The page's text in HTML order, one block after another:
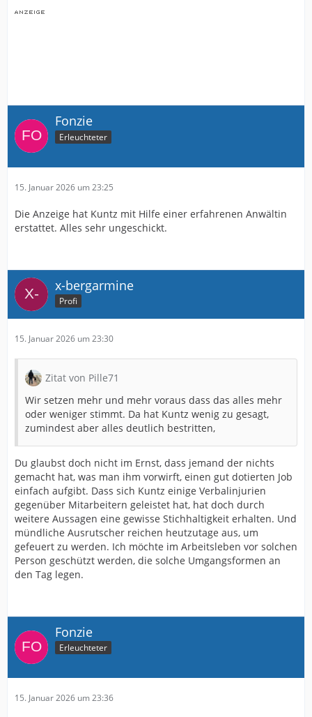
Fonzie
Erleuchteter
15. Januar 2026 um 23:25
Die Anzeige hat Kuntz mit Hilfe einer erfahrenen Anwältin
erstattet. Alles sehr ungeschickt.
x-bergarmine
Profi
15. Januar 2026 um 23:30
Zitat von Pille71
Wir setzen mehr und mehr voraus dass das alles mehr
oder weniger stimmt. Da hat Kuntz wenig zu gesagt,
zumindest aber alles deutlich bestritten,
Du glaubst doch nicht im Ernst, dass jemand der nichts
gemacht hat, was man ihm vorwirft, einen gut dotierten Job
einfach aufgibt. Dass sich Kuntz einige Verbalinjurien
gegenüber Mitarbeitern geleistet hat, hat doch durch
weitere Aussagen eine gewisse Stichhaltigkeit erhalten. Und
mündliche Ausrutscher reichen heutzutage aus, um
gefeuert zu werden. Ich möchte im Arbeitsleben vor solchen
Person geschützt werden, die solche Umgangsformen an
den Tag legen.
Fonzie
Erleuchteter
15. Januar 2026 um 23:36